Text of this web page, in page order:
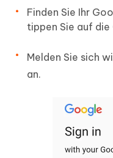
Finden Sie Ihr
tippen Sie auf die
Melden Sie sich
an.